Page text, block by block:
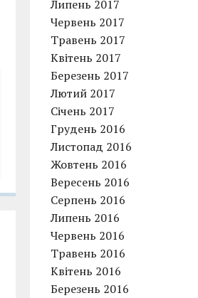
Липень 2017
Червень 2017
Травень 2017
Квітень 2017
Березень 2017
Лютий 2017
Січень 2017
Грудень 2016
Листопад 2016
Жовтень 2016
Вересень 2016
Серпень 2016
Липень 2016
Червень 2016
Травень 2016
Квітень 2016
Березень 2016